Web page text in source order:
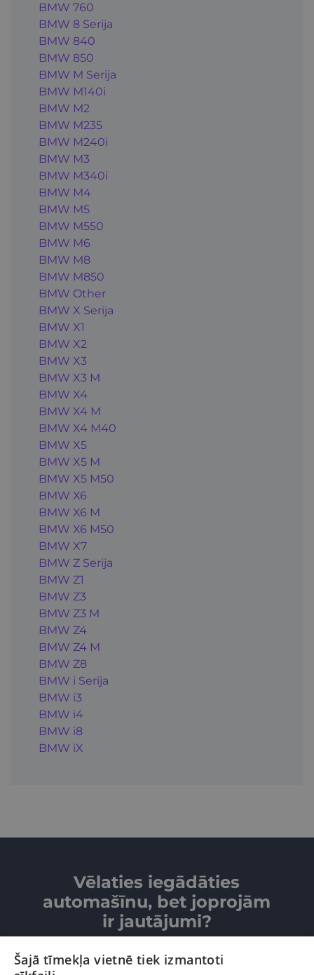
BMW 760
BMW 8 Serija
BMW 840
BMW 850
BMW M Serija
BMW M140i
BMW M2
BMW M235
BMW M240i
BMW M3
BMW M340i
BMW M4
BMW M5
BMW M550
BMW M6
BMW M8
BMW M850
BMW Other
BMW X Serija
BMW X1
BMW X2
BMW X3
BMW X3 M
BMW X4
BMW X4 M
BMW X4 M40
BMW X5
BMW X5 M
BMW X5 M50
BMW X6
BMW X6 M
BMW X6 M50
BMW X7
BMW Z Serija
BMW Z1
BMW Z3
BMW Z3 M
BMW Z4
BMW Z4 M
BMW Z8
BMW i Serija
BMW i3
BMW i4
BMW i8
BMW iX
Vēlaties iegādāties
automašīnu, bet joprojām
ir jautājumi?
SAZINIETIES AR MUMS
Šajā tīmekļa vietnē tiek izmantoti